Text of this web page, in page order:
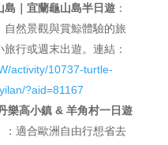
島｜宜蘭龜山島半日遊：
然景觀與賞鯨體驗的旅
行或週末出遊。連結：
activity/10737-turtle-
?aid=81167
樂高小鎮 & 羊角村一日遊
：適合歐洲自由行想省去